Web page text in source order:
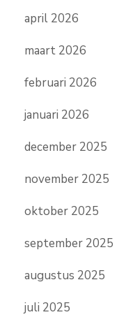
april 2026
maart 2026
februari 2026
januari 2026
december 2025
november 2025
oktober 2025
september 2025
augustus 2025
juli 2025